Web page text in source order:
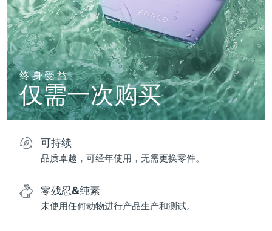
终身受益
仅需一次购买
可持续
品质卓越，可经年使用，无需更换零件。
零残忍&纯素
未使用任何动物进行产品生产和测试。